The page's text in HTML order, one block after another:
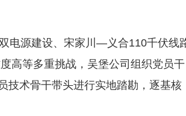
电源建设、宋家川—义合110千伏线
高等多重挑战，吴堡公司组织党员干
技术骨干带头进行实地踏勘，逐基核